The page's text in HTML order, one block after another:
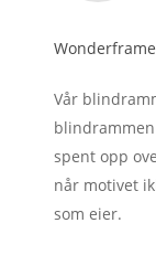
Wonderframe
Vår
spent opp
når motivet
som eier.